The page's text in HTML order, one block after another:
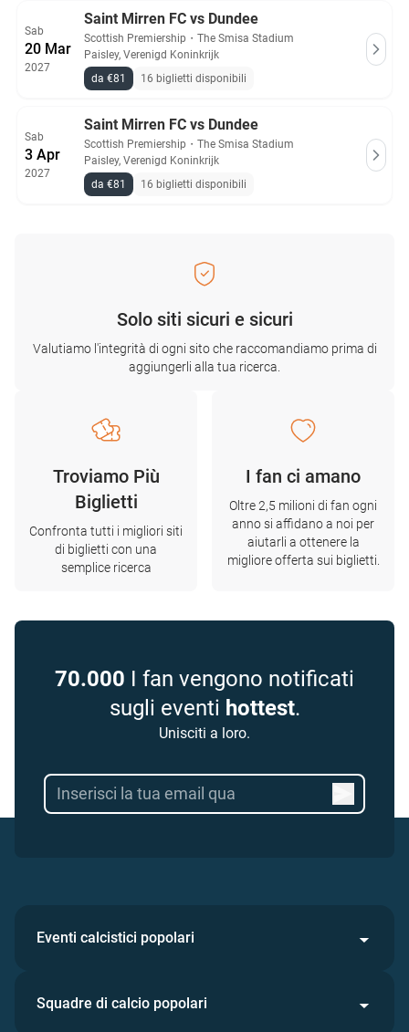
Sab
20 Mar
2027
Saint Mirren FC vs Dundee
Scottish Premiership ・ The Smisa Stadium
Paisley, Verenigd Koninkrijk
da €81
16 biglietti disponibili
Sab
3 Apr
2027
Saint Mirren FC vs Dundee
Scottish Premiership ・ The Smisa Stadium
Paisley, Verenigd Koninkrijk
da €81
16 biglietti disponibili
Solo siti sicuri e sicuri
Valutiamo l'integrità di ogni sito che raccomandiamo prima di
aggiungerli alla tua ricerca.
Troviamo Più
Biglietti
Confronta tutti i migliori siti
di biglietti con una
semplice ricerca
I fan ci amano
Oltre 2,5 milioni di fan ogni
anno si affidano a noi per
aiutarli a ottenere la
migliore offerta sui biglietti.
70.000 I fan vengono notificati
sugli eventi hottest.
Unisciti a loro.
Eventi calcistici popolari
Squadre di calcio popolari